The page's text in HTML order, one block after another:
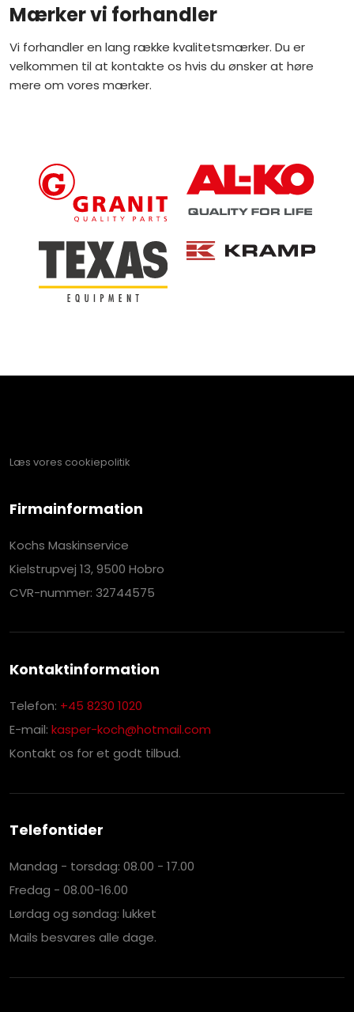
​Mærker vi forhandler
​Vi forhandler en lang række kvalitetsmærker.​ Du er
velkommen til at kontakte os hvis du ønsker at høre
mere om vores mærker.
Læs vores cookiepolitik​
Firmainformation
Kochs Maskinservice
Kielstrupvej 13, 9500 Hobro
CVR-nummer: 32744575
Kontaktinformation
Telefon: +45 8230 1020
E-mail: kasper-koch@hotmail.com
Kontakt os for et godt tilbud.
Telefontider
Mandag - torsdag: 08.00 - 17.00
Fredag - 08.00-16.00
Lørdag og søndag: lukket
Mails besvares alle dage.